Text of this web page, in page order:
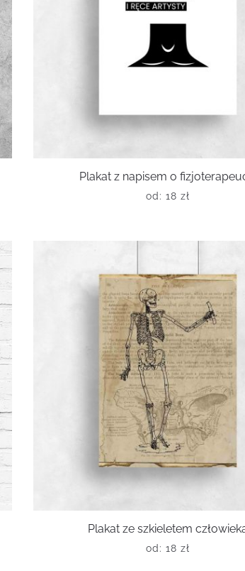
Plakat z napisem o
od:18zł
Plakat ze szkieletem
od:18zł